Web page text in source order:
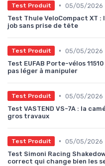
Test Produit • 05/05/2026
Test Thule VeloCompact XT
job sans prise de tête
Test Produit • 05/05/2026
Test EUFAB Porte-vélos
pas léger à manipuler
Test Produit • 05/05/2026
Test VASTEND VS-7A : la
gros travaux
Test Produit • 05/05/2026
Test Simoni Racing
correct qui change bien les